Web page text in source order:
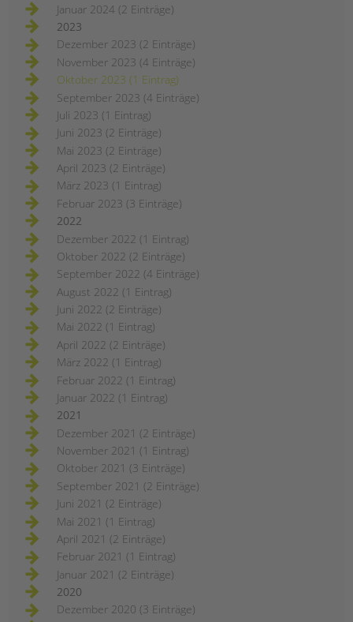
Januar 2024 (2 Einträge)
2023
Dezember 2023 (2 Einträge)
November 2023 (4 Einträge)
Oktober 2023 (1 Eintrag)
September 2023 (4 Einträge)
Juli 2023 (1 Eintrag)
Juni 2023 (2 Einträge)
Mai 2023 (2 Einträge)
April 2023 (2 Einträge)
März 2023 (1 Eintrag)
Februar 2023 (3 Einträge)
2022
Dezember 2022 (1 Eintrag)
Oktober 2022 (2 Einträge)
September 2022 (4 Einträge)
August 2022 (1 Eintrag)
Juni 2022 (2 Einträge)
Mai 2022 (1 Eintrag)
April 2022 (2 Einträge)
März 2022 (1 Eintrag)
Februar 2022 (1 Eintrag)
Januar 2022 (1 Eintrag)
2021
Dezember 2021 (2 Einträge)
November 2021 (1 Eintrag)
Oktober 2021 (3 Einträge)
September 2021 (2 Einträge)
Juni 2021 (2 Einträge)
Mai 2021 (1 Eintrag)
April 2021 (2 Einträge)
Februar 2021 (1 Eintrag)
Januar 2021 (2 Einträge)
2020
Dezember 2020 (3 Einträge)